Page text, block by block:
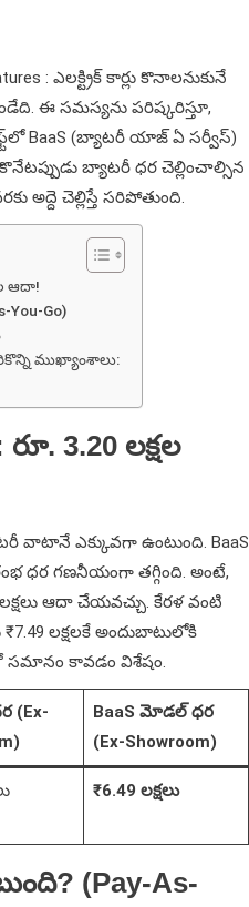
: ఎలక్ట్రిక్ కార్లు కొనాలనుకునే
ఈ సమస్యను పరిష్కరిస్తూ,
BaaS (బ్యాటరీ యాజ్ ఏ సర్వీస్)
బ్యాటరీ ధర చెల్లించాల్సిన
అద్దె చెల్లిస్తే సరిపోతుంది.
ఆదా!
You-Go)
ముఖ్యాంశాలు:
3.20 లక్షల
వాటానే ఎక్కువగా ఉంటుంది. BaaS
ధర గణనీయంగా తగ్గింది. అంటే,
ఆదా చేయవచ్చు. కేరళ వంటి
లక్షలకే అందుబాటులోకి
సమానం కావడం విశేషం.
(Ex-
BaaS మోడల్ ధర
(Ex-Showroom)
₹6.49 లక్షలు
(Pay-As-